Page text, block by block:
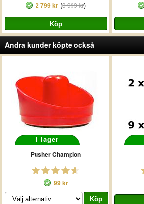
2 799 kr (3 999 kr)
Andra kunder köpte också
I lager
Pusher Champion
99 kr